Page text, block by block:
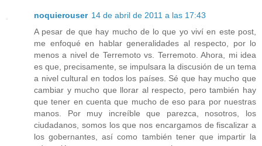
noquierouser 14 de abril de 2011 a las 17:43
A pesar de que hay mucho de lo que yo viví en este post,
me enfoqué en hablar generalidades al respecto, por lo
menos a nivel de Terremoto vs. Terremoto. Ahora, mi idea
es que, precisamente, se impulsara la discusión de un tema
a nivel cultural en todos los países. Sé que hay mucho que
cambiar y mucho que llorar al respecto, pero también hay
que tener en cuenta que mucho de eso para por nuestras
manos. Por muy increíble que parezca, nosotros, los
ciudadanos, somos los que nos encargamos de fiscalizar a
los gobernantes, así como también tener que impartir la